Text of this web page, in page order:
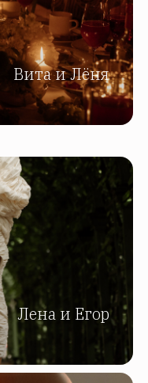
Вита и Лёня
Лена и Егор